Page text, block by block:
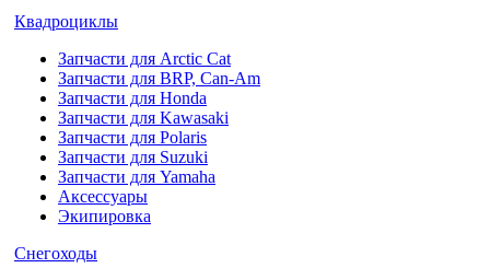
Квадроциклы
Запчасти для Arctic Cat
Запчасти для BRP, Can-Am
Запчасти для Honda
Запчасти для Kawasaki
Запчасти для Polaris
Запчасти для Suzuki
Запчасти для Yamaha
Аксессуары
Экипировка
Снегоходы